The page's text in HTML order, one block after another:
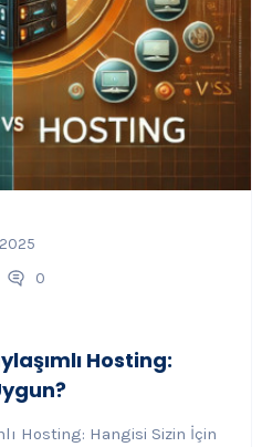
0
Hosting:
Hosting: Hangisi Sizin İçin